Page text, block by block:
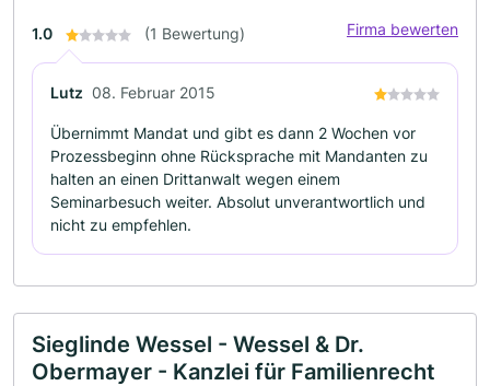
1.0 (1 Bewertung) Firma bewerten
Lutz 08. Februar 2015
Übernimmt Mandat und gibt es dann 2 Wochen vor
Prozessbeginn ohne Rücksprache mit Mandanten zu
halten an einen Drittanwalt wegen einem
Seminarbesuch weiter. Absolut unverantwortlich und
nicht zu empfehlen.
Sieglinde Wessel - Wessel & Dr.
Obermayer - Kanzlei für Familienrecht